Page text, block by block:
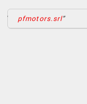
pfmotors.srl